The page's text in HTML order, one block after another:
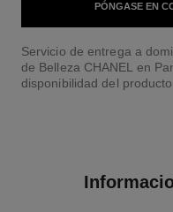
PÓNGASE EN
Servicio de entrega a
de Belleza CHANEL en
disponibilidad del